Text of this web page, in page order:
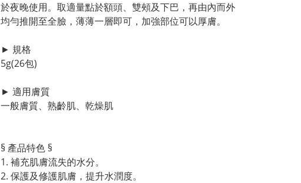
於夜晚使用。取適量點於額頭、雙頰及下巴，再由內而外
均勻推開至全臉，薄薄一層即可，加強部位可以厚膚。
► 規格
5g(26包)
► 適用膚質
一般膚質、熟齡肌、乾燥肌
§ 產品特色 §
1. 補充肌膚流失的水分。
2. 保護及修護肌膚，提升水潤度。